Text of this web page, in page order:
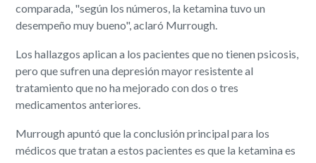
comparada, "según los números, la ketamina tuvo un
desempeño muy bueno", aclaró Murrough.
Los hallazgos aplican a los pacientes que no tienen psicosis,
pero que sufren una depresión mayor resistente al
tratamiento que no ha mejorado con dos o tres
medicamentos anteriores.
Murrough apuntó que la conclusión principal para los
médicos que tratan a estos pacientes es que la ketamina es